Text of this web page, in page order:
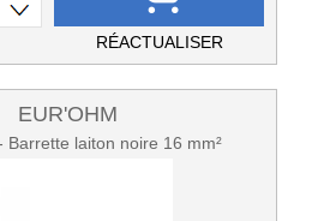
RÉACTUALISER
EUR'OHM
Barrette laiton noire 16 mm²